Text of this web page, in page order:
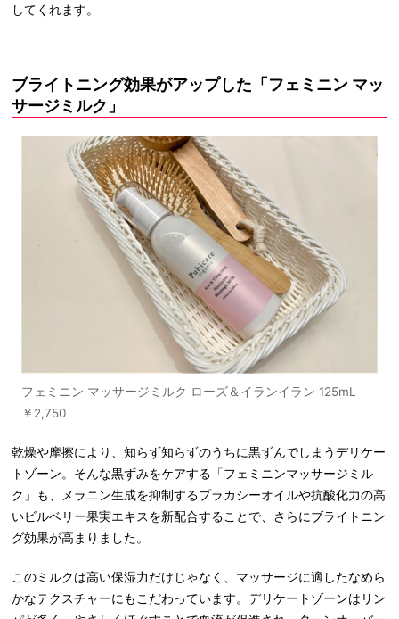
してくれます。
ブライトニング効果がアップした「フェミニン マッ
サージミルク」
フェミニン マッサージミルク ローズ＆イランイラン 125mL
￥2,750
乾燥や摩擦により、知らず知らずのうちに黒ずんでしまうデリケー
トゾーン。そんな黒ずみをケアする「フェミニンマッサージミル
ク」も、メラニン生成を抑制するプラカシーオイルや抗酸化力の高
いビルベリー果実エキスを新配合することで、さらにブライトニン
グ効果が高まりました。
このミルクは高い保湿力だけじゃなく、マッサージに適したなめら
かなテクスチャーにもこだわっています。デリケートゾーンはリン